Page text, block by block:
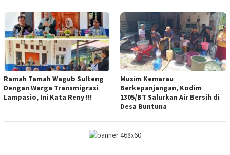
Ramah Tamah Wagub Sulteng
Dengan Warga Transmigrasi
Lampasio, Ini Kata Reny !!!
Musim Kemarau
Berkepanjangan, Kodim
1305/BT Salurkan Air Bersih di
Desa Buntuna